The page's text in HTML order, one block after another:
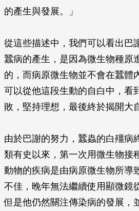
的產生與發展。」
從這些描述中，我們可以看出巴
蠶病的產生，是因為微生物種原
的，而病原微生物並不會在蠶體
可以從他這段生動的自白中，看
敗，堅持理想，最後終於揭開大
由於巴謝的努力，蠶蟲的白殭病
類有史以來，第一次用微生物接
動物的疾病是由病原微生物所導
不佳，晚年無法繼續使用顯微鏡
但是他仍然關注傳染病的發展，